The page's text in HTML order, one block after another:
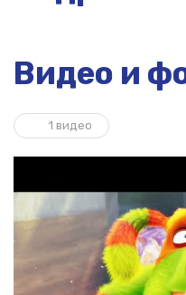
Видео и
1 видео